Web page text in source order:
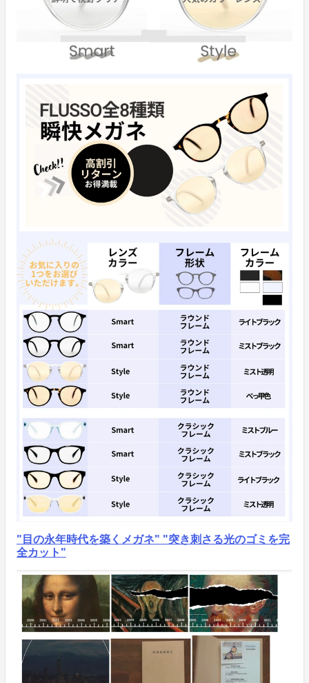
"目の永年時代を築くメガネ" "突き刺さる光のゴミを完
全カット"